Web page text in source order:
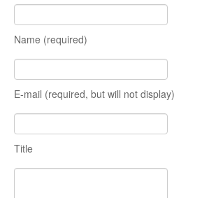
Name (required)
E-mail (required, but will not display)
Title